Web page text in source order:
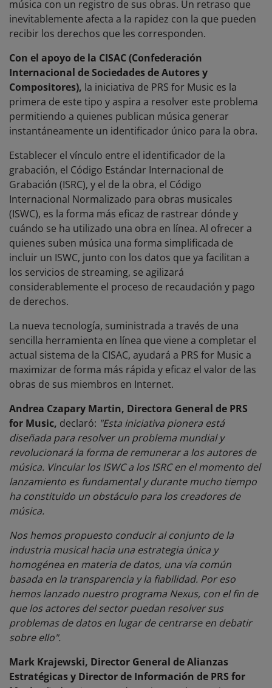
música con un registro de sus obras. Un retraso que
inevitablemente afecta a la rapidez con la que pueden
recibir los derechos que les corresponden.
Con el apoyo de la CISAC (Confederación
Internacional de Sociedades de Autores y
Compositores), la iniciativa de PRS for Music es la
primera de este tipo y aspira a resolver este problema
permitiendo a quienes publican música generar
instantáneamente un identificador único para la obra.
Establecer el vínculo entre el identificador de la
grabación, el Código Estándar Internacional de
Grabación (ISRC), y el de la obra, el Código
Internacional Normalizado para obras musicales
(ISWC), es la forma más eficaz de rastrear dónde y
cuándo se ha utilizado una obra en línea. Al ofrecer a
quienes suben música una forma simplificada de
incluir un ISWC, junto con los datos que ya facilitan a
los servicios de streaming, se agilizará
considerablemente el proceso de recaudación y pago
de derechos.
La nueva tecnología, suministrada a través de una
sencilla herramienta en línea que viene a completar el
actual sistema de la CISAC, ayudará a PRS for Music a
maximizar de forma más rápida y eficaz el valor de las
obras de sus miembros en Internet.
Andrea Czapary Martin, Directora General de PRS
for Music, declaró: "Esta iniciativa pionera está
diseñada para resolver un problema mundial y
revolucionará la forma de remunerar a los autores de
música. Vincular los ISWC a los ISRC en el momento del
lanzamiento es fundamental y durante mucho tiempo
ha constituido un obstáculo para los creadores de
música.
Nos hemos propuesto conducir al conjunto de la
industria musical hacia una estrategia única y
homogénea en materia de datos, una vía común
basada en la transparencia y la fiabilidad. Por eso
hemos lanzado nuestro programa Nexus, con el fin de
que los actores del sector puedan resolver sus
problemas de datos en lugar de centrarse en debatir
sobre ello".
Mark Krajewski, Director General de Alianzas
Estratégicas y Director de Información de PRS for